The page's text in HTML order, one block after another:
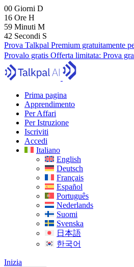
00 Giorni D
16 Ore H
59 Minuti M
40 Secondi S
Prova Talkpal Premium gratuitamente
Provalo gratis Offerta limitata: Prova
Prima pagina
Apprendimento
Per Affari
Per Istruzione
Iscriviti
Accedi
Italiano
English
Deutsch
Français
Español
Português
Nederlands
Suomi
Svenska
日本語
한국어
Inizia